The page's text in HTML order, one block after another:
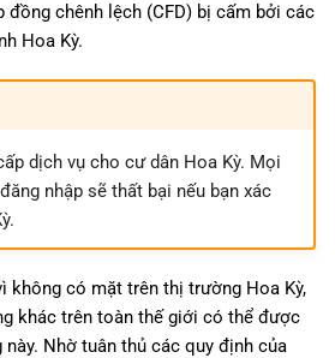
đồng chênh lệch (CFD) bị cấm bởi các
Hoa Kỳ.
dịch vụ cho cư dân Hoa Kỳ. Mọi
nhập sẽ thất bại nếu bạn xác
không có mặt trên thị trường Hoa Kỳ,
khác trên toàn thế giới có thể được
Nhờ tuân thủ các quy định của